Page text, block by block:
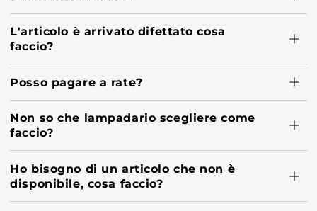
L'articolo è arrivato difettato cosa
faccio?
Posso pagare a rate?
Non so che lampadario scegliere come
faccio?
Ho bisogno di un articolo che non è
disponibile, cosa faccio?